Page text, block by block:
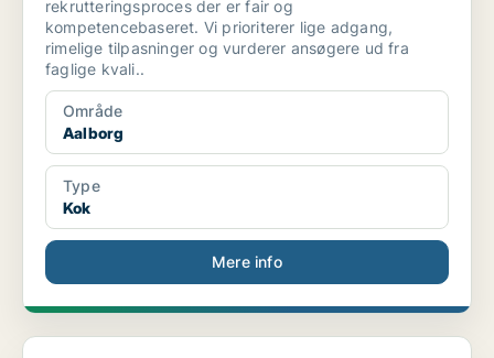
rekrutteringsproces der er fair og
kompetencebaseret. Vi prioriterer lige adgang,
rimelige tilpasninger og vurderer ansøgere ud fra
faglige kvali..
Område
Aalborg
Type
Kok
Mere info
Sæt patienten i centrum og bliv en del af vores fa...